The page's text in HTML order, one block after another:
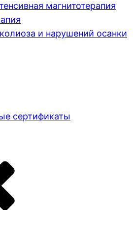
магнитотерапия
и нарушений осанки
сертификаты